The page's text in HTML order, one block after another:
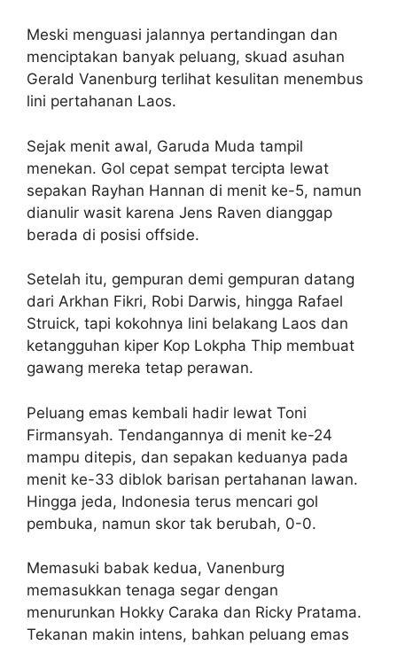
Meski menguasi jalannya pertandingan dan
menciptakan banyak peluang, skuad asuhan
Gerald Vanenburg terlihat kesulitan menembus
lini pertahanan Laos.
Sejak menit awal, Garuda Muda tampil
menekan. Gol cepat sempat tercipta lewat
sepakan Rayhan Hannan di menit ke-5, namun
dianulir wasit karena Jens Raven dianggap
berada di posisi offside.
Setelah itu, gempuran demi gempuran datang
dari Arkhan Fikri, Robi Darwis, hingga Rafael
Struick, tapi kokohnya lini belakang Laos dan
ketangguhan kiper Kop Lokpha Thip membuat
gawang mereka tetap perawan.
Peluang emas kembali hadir lewat Toni
Firmansyah. Tendangannya di menit ke-24
mampu ditepis, dan sepakan keduanya pada
menit ke-33 diblok barisan pertahanan lawan.
Hingga jeda, Indonesia terus mencari gol
pembuka, namun skor tak berubah, 0-0.
Memasuki babak kedua, Vanenburg
memasukkan tenaga segar dengan
menurunkan Hokky Caraka dan Ricky Pratama.
Tekanan makin intens, bahkan peluang emas